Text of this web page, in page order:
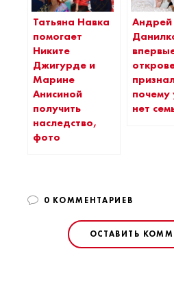
Татьяна Навка
помогает
Никите
Джигурде и
Марине
Анисиной
получить
наследство,
фото
Андрей
почему
нет
0 КОММЕНТАРИЕВ
ОСТАВИТЬ